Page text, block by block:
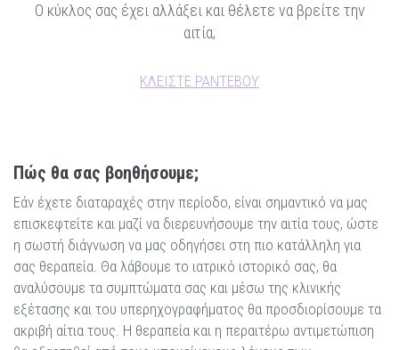
Ο κύκλος σας έχει αλλάξει και θέλετε να βρείτε την
αιτία;
ΚΛΕΙΣΤΕ ΡΑΝΤΕΒΟΥ
Πώς θα σας βοηθήσουμε;
Εάν έχετε διαταραχές στην περίοδο, είναι σημαντικό να μας
επισκεφτείτε και μαζί να διερευνήσουμε την αιτία τους, ώστε
η σωστή διάγνωση να μας οδηγήσει στη πιο κατάλληλη για
σας θεραπεία. Θα λάβουμε το ιατρικό ιστορικό σας, θα
αναλύσουμε τα συμπτώματα σας και μέσω της κλινικής
εξέτασης και του υπερηχογραφήματος θα προσδιορίσουμε τα
ακριβή αίτια τους. Η θεραπεία και η περαιτέρω αντιμετώπιση